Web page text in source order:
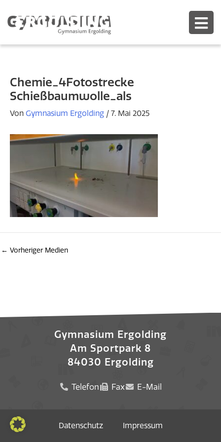
Chemie_4Fotostrecke
Schießbaumwolle_als
Von Gymnasium Ergolding / 7. Mai 2025
← Vorheriger Medien
Gymnasium Ergolding
Am Sportpark 8
84030 Ergolding
Telefon Fax E-Mail
Datenschutz Impressum